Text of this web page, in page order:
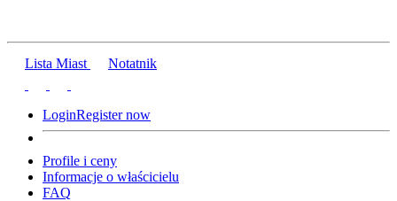
Lista Miast Notatnik
LoginRegister now
Profile i ceny
Informacje o właścicielu
FAQ